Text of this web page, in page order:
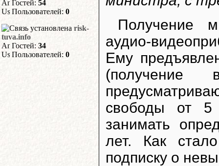
Гостей: 54
Пользователей: 0
risk-
tuva.info
Гостей: 34
Пользователей: 0
Получение
аудио-
Ему
(получение
свободы от
занимать
лет. Как
подписку о